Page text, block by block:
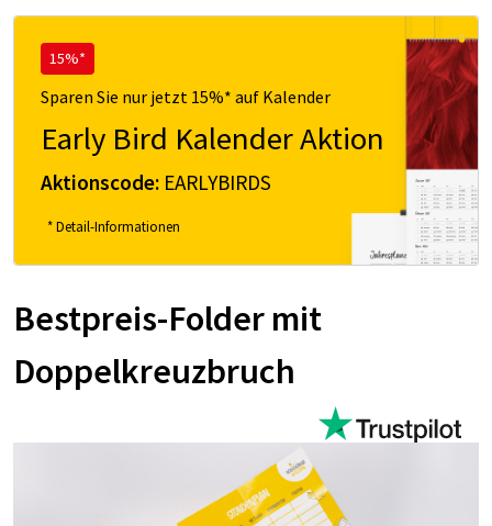
15%*
Sparen Sie nur jetzt 15%* auf Kalender
Early Bird Kalender Aktion
Aktionscode: EARLYBIRDS
* Detail-Informationen
Bestpreis-Folder mit
Doppelkreuzbruch